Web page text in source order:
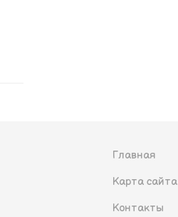
Главная
Карта сайта
Контакты